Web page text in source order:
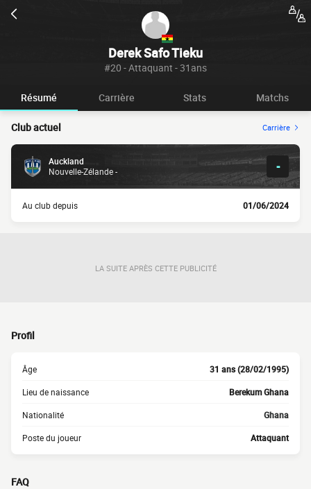
Derek Safo Tieku
#20 - Attaquant - 31ans
Résumé Carrière Stats Matchs
Club actuel Carrière
Auckland
Nouvelle-Zélande -
-
Au club depuis 01/06/2024
LA SUITE APRÈS CETTE PUBLICITÉ
Profil
Âge 31 ans (28/02/1995)
Lieu de naissance Berekum Ghana
Nationalité Ghana
Poste du joueur Attaquant
FAQ